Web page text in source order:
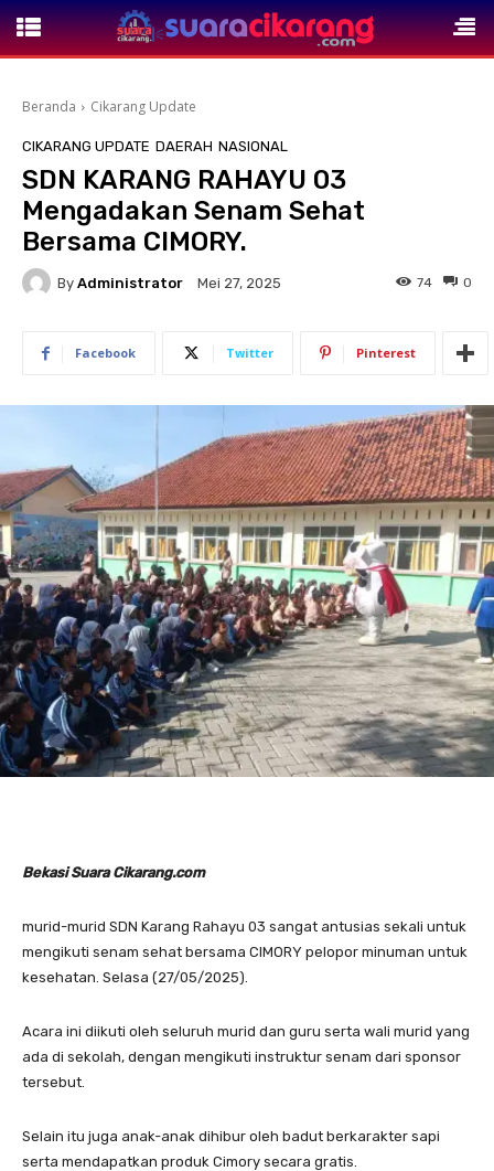
Beranda Cikarang Update
CIKARANG UPDATE DAERAH NASIONAL
SDN KARANG RAHAYU 03
Mengadakan Senam Sehat
Bersama CIMORY.
By Administrator Mei 27, 2025 0
74
Facebook Twitter Pinterest
Bekasi Suara Cikarang.com
murid-murid SDN Karang Rahayu 03 sangat antusias sekali untuk
mengikuti senam sehat bersama CIMORY pelopor minuman untuk
kesehatan. Selasa (27/05/2025).
Acara ini diikuti oleh seluruh murid dan guru serta wali murid yang
ada di sekolah, dengan mengikuti instruktur senam dari sponsor
tersebut.
Selain itu juga anak-anak dihibur oleh badut berkarakter sapi
serta mendapatkan produk Cimory secara gratis.